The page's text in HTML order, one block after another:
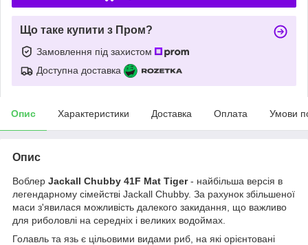
Що таке купити з Пром?
Замовлення під захистом
Доступна доставка
Опис Характеристики Доставка Оплата Умови
Опис
Воблер Jackall Chubby 41F Mat Tiger- найбільша версія в
легендарному сімействі Jackall Chubby. За рахунок збільшеної
маси з'явилася можливість далекого закидання, що важливо
для риболовлі на середніх і великих водоймах.
Голавль та язь є цільовими видами риб, на які орієнтовані